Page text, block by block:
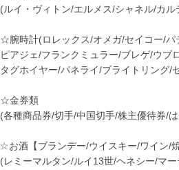
(ルイ・ヴィトン/エルメス/シャネル/カ
☆腕時計(ロレックス/オメガ/セイコー/パ
ピアジェ/フランクミュラー/ブレゲ/ウブ
タグホイヤー/パネライ/ブライトリング/
☆金券類
(各種商品券/切手/中国切手/株主優待券/
☆お酒【ブランデー/ウイスキー/ワイン/
(レミーマルタン/ルイ13世/ヘネシー/マ